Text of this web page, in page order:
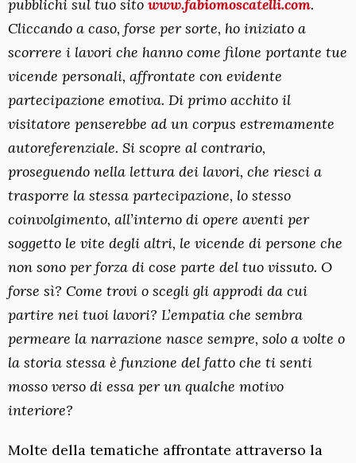
pubblichi sul tuo sito www.fabiomoscatelli.com.
Cliccando a caso, forse per sorte, ho iniziato a
scorrere i lavori che hanno come filone portante tue
vicende personali, affrontate con evidente
partecipazione emotiva. Di primo acchito il
visitatore penserebbe ad un corpus estremamente
autoreferenziale. Si scopre al contrario,
proseguendo nella lettura dei lavori, che riesci a
trasporre la stessa partecipazione, lo stesso
coinvolgimento, all’interno di opere aventi per
soggetto le vite degli altri, le vicende di persone che
non sono per forza di cose parte del tuo vissuto. O
forse sì? Come trovi o scegli gli approdi da cui
partire nei tuoi lavori? L’empatia che sembra
permeare la narrazione nasce sempre, solo a volte o
la storia stessa è funzione del fatto che ti senti
mosso verso di essa per un qualche motivo
interiore?
Molte della tematiche affrontate attraverso la